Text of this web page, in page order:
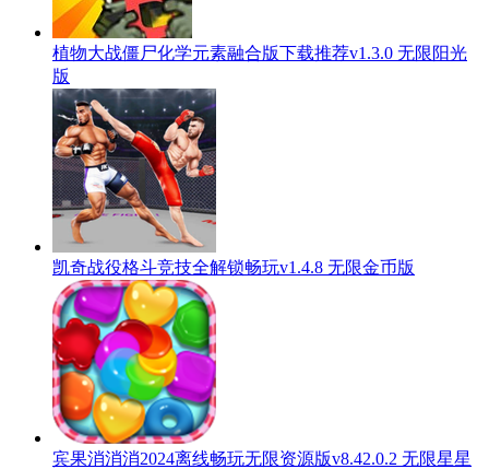
植物大战僵尸化学元素融合版下载推荐v1.3.0 无限阳光
版
凯奇战役格斗竞技全解锁畅玩v1.4.8 无限金币版
宾果消消消2024离线畅玩无限资源版v8.42.0.2 无限星星